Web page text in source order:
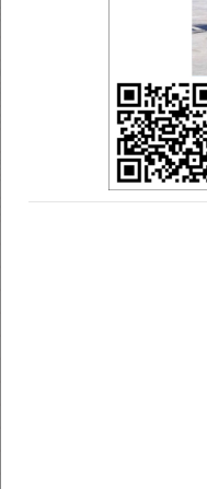
mm
155 mm
155 mm samobieżna
152 mm
1977 152 mm
2S5 152 mm samobieżna
155 mm samobieżna
samobieżna
szybujący